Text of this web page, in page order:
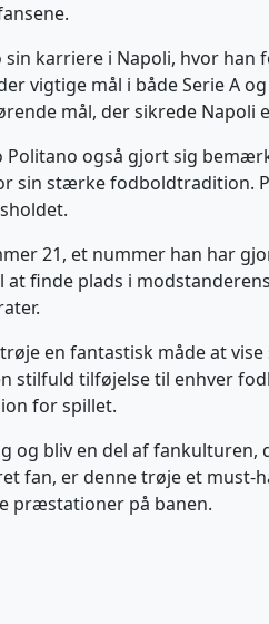
karriere i Napoli, hvor
vigtige mål i både Serie A
mål, der sikrede Napoli
Politano også gjort sig
sin stærke fodboldtradition.
21, et nummer han har
finde plads i
en fantastisk måde at
stilfuld tilføjelse til enhver
for spillet.
og bliv en del af
fan, er denne trøje et must-
præstationer på banen.